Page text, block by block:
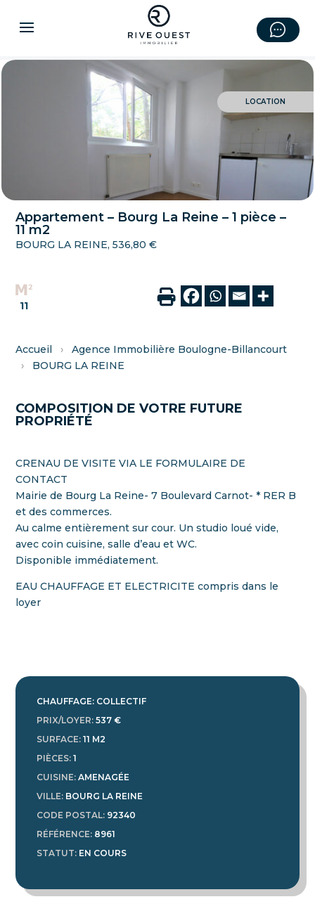
LOCATION
Appartement – Bourg La Reine – 1 pièce –
11 m2
BOURG LA REINE, 536,80 €
11
Accueil ›
Agence Immobilière Boulogne-Billancourt
›
BOURG LA REINE
COMPOSITION DE VOTRE FUTURE
PROPRIÉTÉ
CRENAU DE VISITE VIA LE FORMULAIRE DE
CONTACT
Mairie de Bourg La Reine- 7 Boulevard Carnot- * RER B
et des commerces.
Au calme entièrement sur cour. Un studio loué vide,
avec coin cuisine, salle d’eau et WC.
Disponible immédiatement.
EAU CHAUFFAGE ET ELECTRICITE compris dans le
loyer
CHAUFFAGE: COLLECTIF
PRIX/LOYER:537 €
SURFACE:11 M2
PIÈCES:1
CUISINE:AMENAGÉE
VILLE: BOURG LA REINE
CODE POSTAL: 92340
RÉFÉRENCE: 8961
STATUT: EN COURS